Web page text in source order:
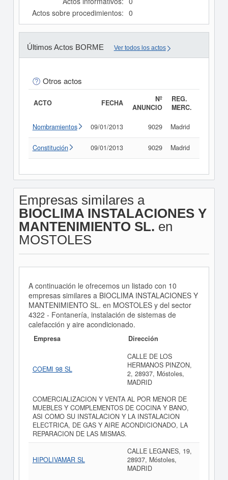
Actos sobre procedimientos: 0
Últimos Actos BORME Ver todos los actos
Otros actos
ACTO FECHA
Nº
ANUNCIO
REG.
MERC.
Nombramientos 09/01/2013 9029 Madrid
Constitución 09/01/2013 9029 Madrid
Empresas similares a
BIOCLIMA INSTALACIONES Y
MANTENIMIENTO SL. en
MOSTOLES
A continuación le ofrecemos un listado con 10
empresas similares a BIOCLIMA INSTALACIONES Y
MANTENIMIENTO SL. en MOSTOLES y del sector
4322 - Fontanería, instalación de sistemas de
calefacción y aire acondicionado.
Empresa Dirección
COEMI 98 SL
CALLE DE LOS
HERMANOS PINZON,
2, 28937, Móstoles,
MADRID
COMERCIALIZACION Y VENTA AL POR MENOR DE
MUEBLES Y COMPLEMENTOS DE COCINA Y BANO,
ASI COMO SU INSTALACION Y LA INSTALACION
ELECTRICA, DE GAS Y AIRE ACONDICIONADO, LA
REPARACION DE LAS MISMAS.
HIPOLIVAMAR SL
CALLE LEGANES, 19,
28937, Móstoles,
MADRID